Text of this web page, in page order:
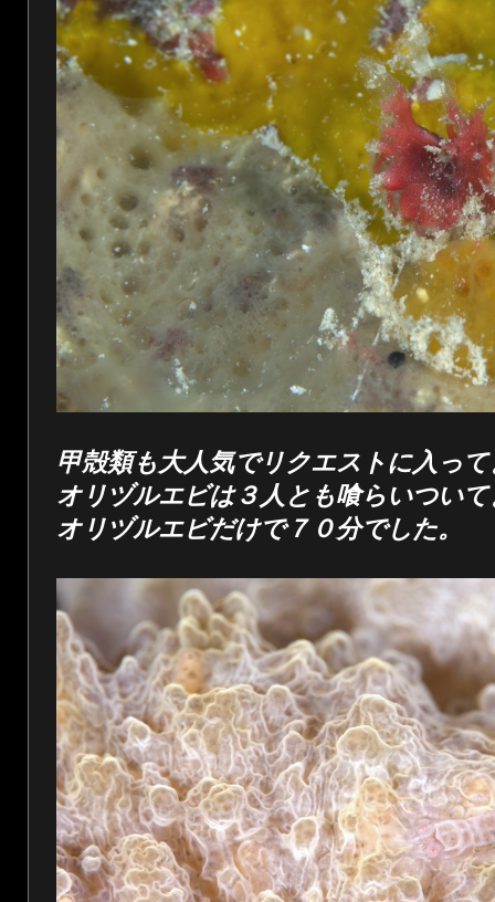
甲殻類も大人気でリクエストに入っ
オリヅルエビは３人とも喰らいつい
オリヅルエビだけで７０分でした。